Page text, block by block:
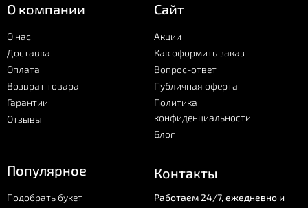
О компании
О нас
Доставка
Оплата
Возврат товара
Гарантии
Отзывы
Сайт
Акции
Как оформить заказ
Вопрос-ответ
Публичная оферта
Политика
конфиденциальности
Блог
Популярное
Подобрать букет
Контакты
Работаем 24/7, ежедневно и